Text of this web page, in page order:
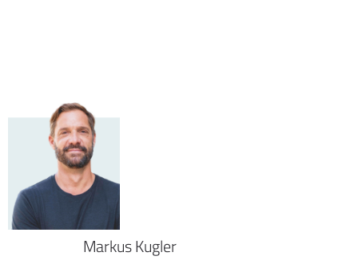
Markus Kugler